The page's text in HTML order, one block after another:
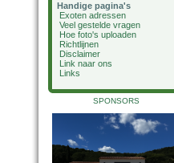
Handige pagina's
Exoten adressen
Veel gestelde vragen
Hoe foto's uploaden
Richtlijnen
Disclaimer
Link naar ons
Links
SPONSORS